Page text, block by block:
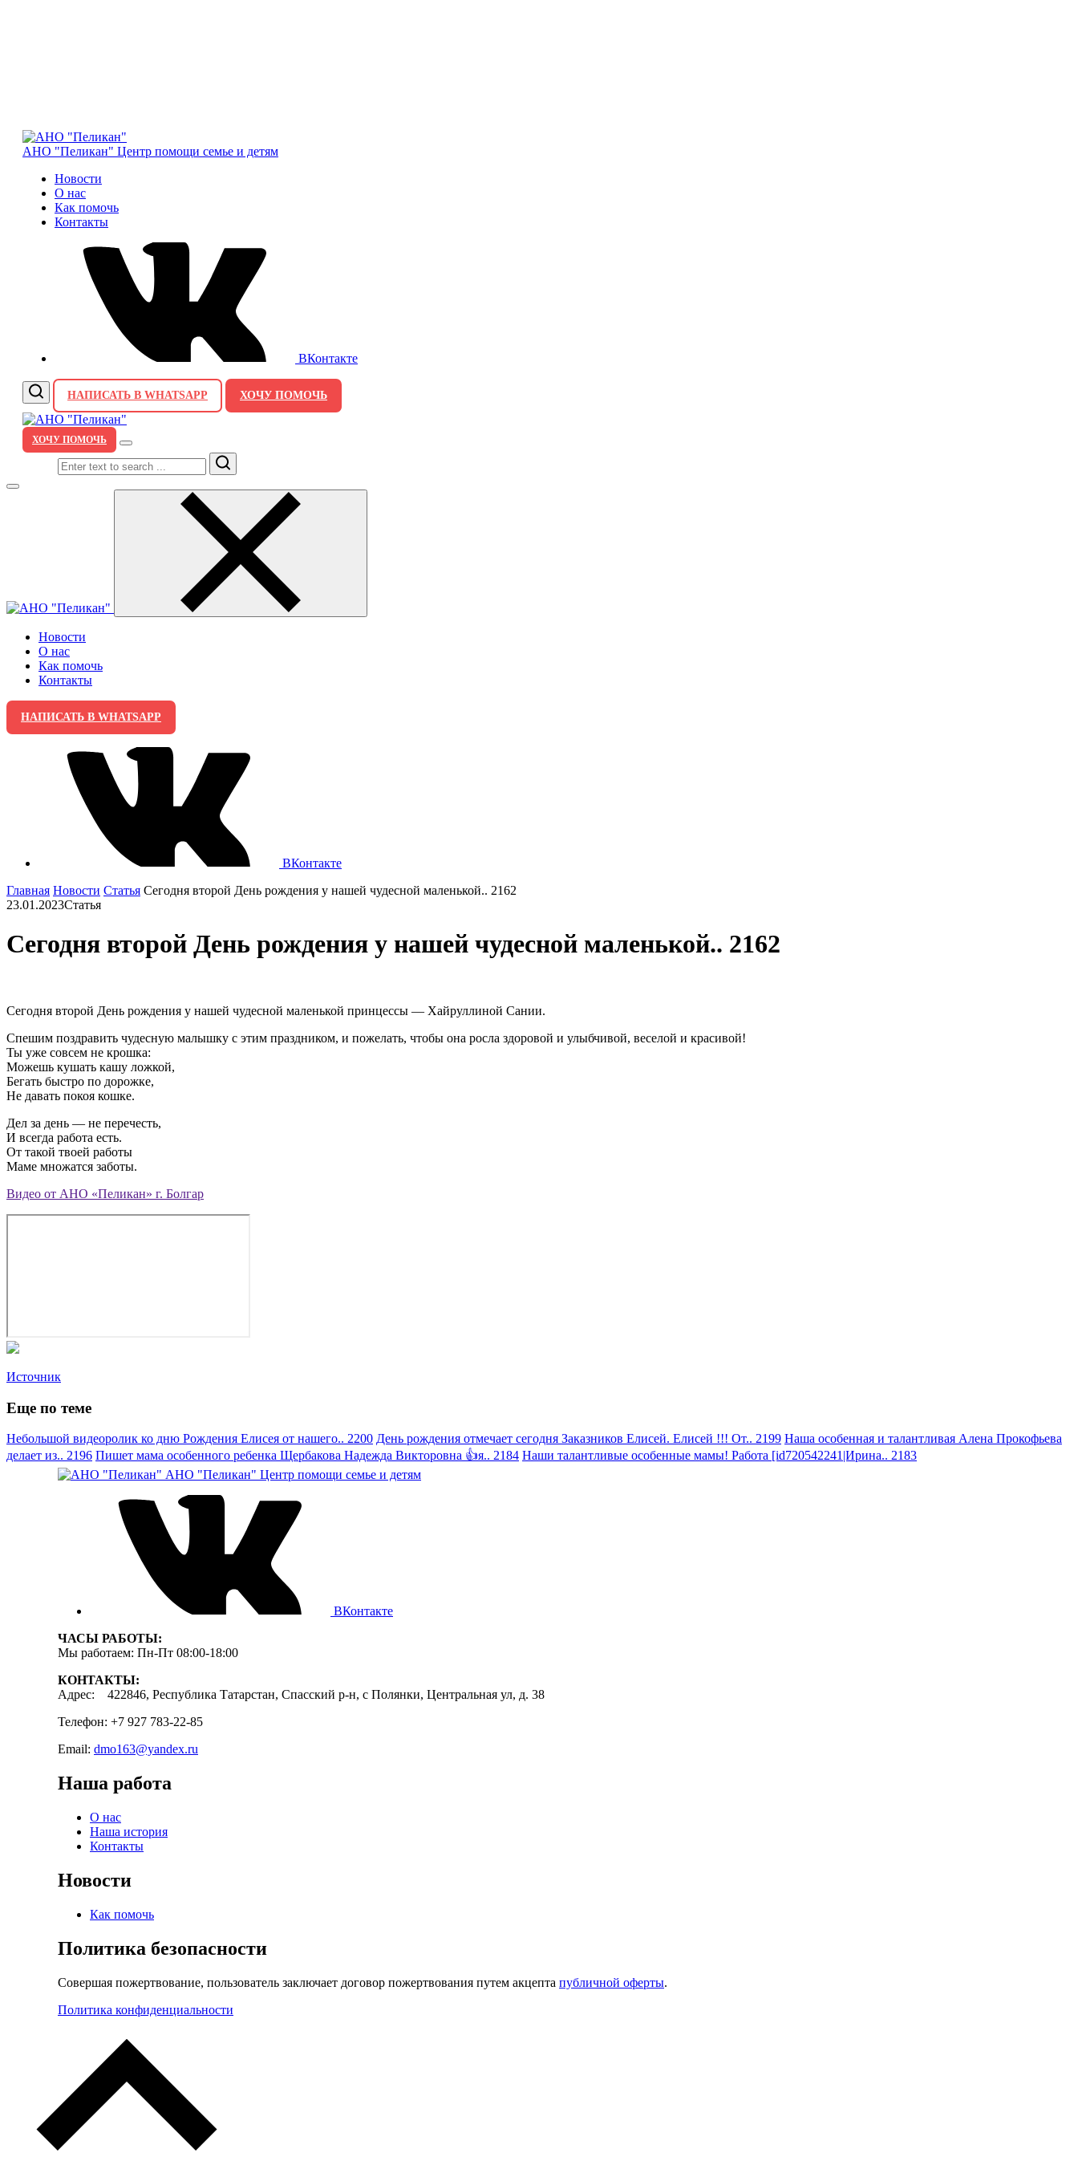
АНО "Пеликан" Центр помощи семье и детям
Новости
О нас
Как помочь
Контакты
ВКонтакте
НАПИСАТЬ В WHATSAPP ХОЧУ ПОМОЧЬ
ХОЧУ ПОМОЧЬ
Search
Новости
О нас
Как помочь
Контакты
НАПИСАТЬ В WHATSAPP
ВКонтакте
Главная Новости Cтатья Сегодня второй День рождения у нашей чудесной маленькой.. 2162
23.01.2023Cтатья
Сегодня второй День рождения у нашей чудесной маленькой.. 2162
Сегодня второй День рождения у нашей чудесной маленькой принцессы — Хайруллиной Сании.
Спешим поздравить чудесную малышку с этим праздником, и пожелать, чтобы она росла здоровой и улыбчивой, веселой и красивой!
Ты уже совсем не крошка:
Можешь кушать кашу ложкой,
Бегать быстро по дорожке,
Не давать покоя кошке.
Дел за день — не перечесть,
И всегда работа есть.
От такой твоей работы
Маме множатся заботы.
Видео от АНО «Пеликан» г. Болгар
Источник
Еще по теме
Небольшой видеоролик ко дню Рождения Елисея от нашего.. 2200 День рождения отмечает сегодня Заказников Елисей. Елисей !!! От.. 2199 Наша особенная и талантливая Алена Прокофьева
делает из.. 2196 Пишет мама особенного ребенка Щербакова Надежда Викторовна 👍я.. 2184 Наши талантливые особенные мамы! Работа [id720542241|Ирина.. 2183
АНО "Пеликан" Центр помощи семье и детям
ВКонтакте
ЧАСЫ РАБОТЫ:
Мы работаем: Пн-Пт 08:00-18:00
КОНТАКТЫ:
Адрес: 422846, Республика Татарстан, Спасский р-н, с Полянки, Центральная ул, д. 38
Телефон: +7 927 783-22-85
Email: dmo163@yandex.ru
Наша работа
О нас
Наша история
Контакты
Новости
Как помочь
Политика безопасности
Совершая пожертвование, пользователь заключает договор пожертвования путем акцепта публичной оферты.
Политика конфиденциальности